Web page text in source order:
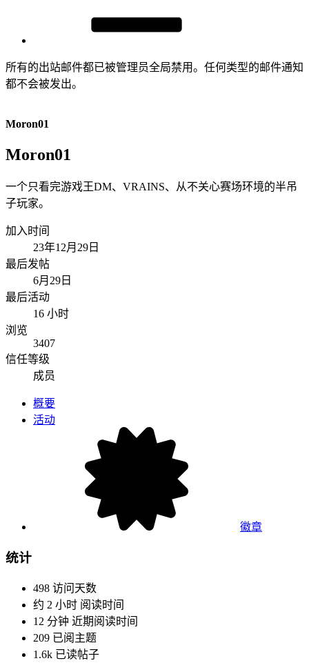
所有的出站邮件都已被管理员全局禁用。任何类型的邮件通知
都不会被发出。
Moron01
Moron01
一个只看完游戏王DM、VRAINS、从不关心赛场环境的半吊
子玩家。
加入时间
23年12月29日
最后发帖
6月29日
最后活动
16 小时
浏览
3407
信任等级
成员
概要
活动
徽章
统计
498 访问天数
约 2 小时 阅读时间
12 分钟 近期阅读时间
209 已阅主题
1.6k 已读帖子